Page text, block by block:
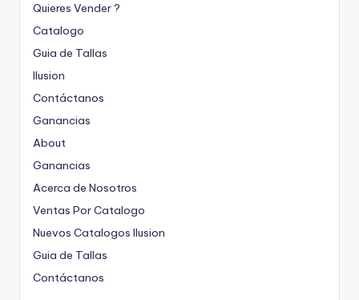
Quieres Vender ?
Catalogo
Guia de Tallas
Ilusion
Contáctanos
Ganancias
About
Ganancias
Acerca de Nosotros
Ventas Por Catalogo
Nuevos Catalogos Ilusion
Guia de Tallas
Contáctanos